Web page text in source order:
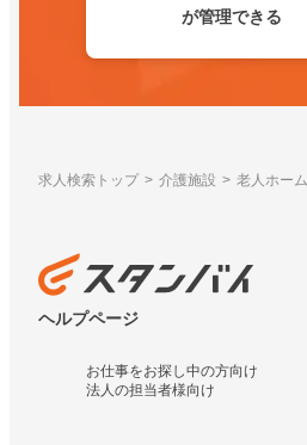
が管理できる
求人検索トップ 介護施設 老人ホーム
ヘルプページ
お仕事をお探し中の方向け
法人の担当者様向け